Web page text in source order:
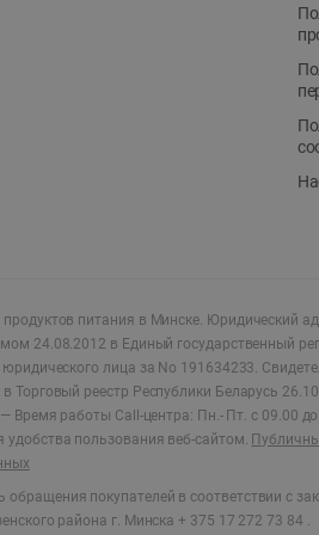
питания в Минске. Юридический
24.08.2012 в Единый государственный
лица за No 191634233.
Торговый реестр Республики Беларусь
— Время работы Call-центра: Пн.- Пт. с 09.00
пользования веб-сайтом.
покупателей в соответствии с
района г. Минска + 375 17 272 73 84 .